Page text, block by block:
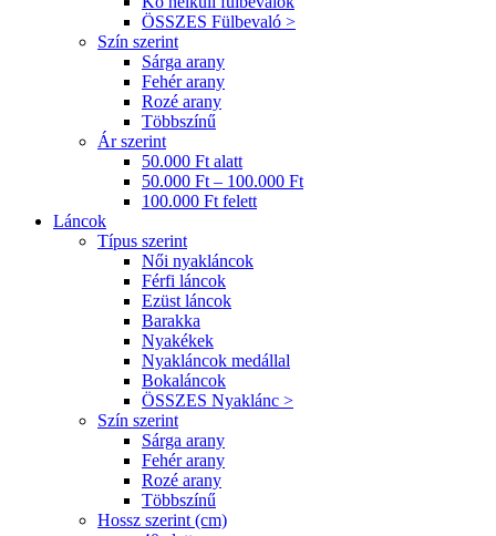
ÖSSZES Fülbevaló >
Szín szerint
Sárga arany
Fehér arany
Rozé arany
Többszínű
Ár szerint
50.000 Ft alatt
50.000 Ft – 100.000 Ft
100.000 Ft felett
Láncok
Típus szerint
Női nyakláncok
Férfi láncok
Ezüst láncok
Barakka
Nyakékek
Nyakláncok medállal
Bokaláncok
ÖSSZES Nyaklánc >
Szín szerint
Sárga arany
Fehér arany
Rozé arany
Többszínű
Hossz szerint (cm)